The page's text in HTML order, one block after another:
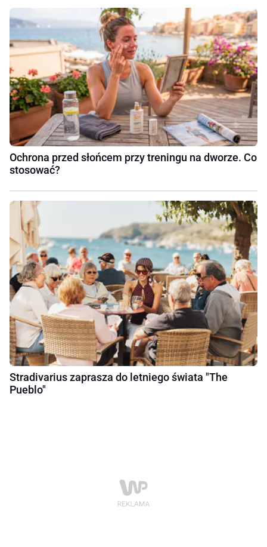
Ochrona przed słońcem przy treningu na dworze. Co
stosować?
Stradivarius zaprasza do letniego świata "The
Pueblo"